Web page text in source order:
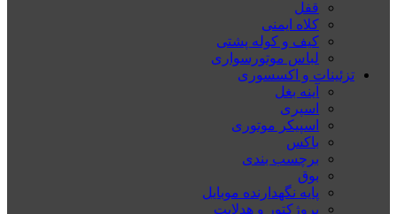
قفل
کلاه ایمنی
کیف و کوله پشتی
لباس موتورسواری
تزئینات و اکسسوری
آینه بغل
اسپری
اسپیکر موتوری
باکس
برچسب بندی
بوق
پایه نگهدارنده موبایل
پروژکتور و هدلایت